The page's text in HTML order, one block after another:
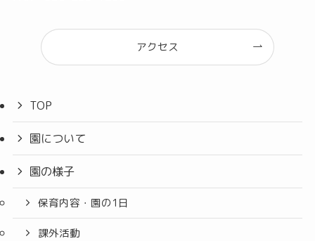
アクセス
TOP
園について
園の様子
保育内容・園の1日
課外活動